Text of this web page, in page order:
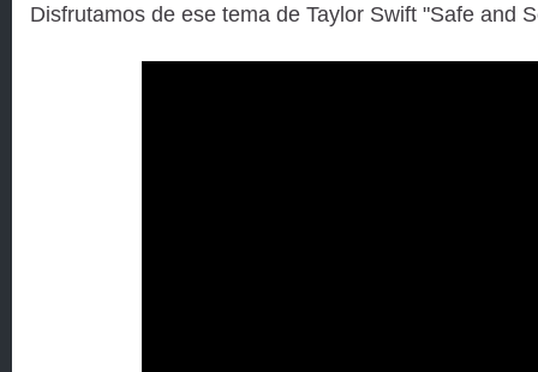
Disfrutamos de ese tema de Taylor Swift "Safe and